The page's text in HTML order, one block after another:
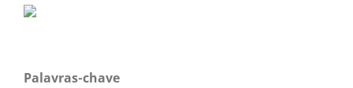
Palavras-chave